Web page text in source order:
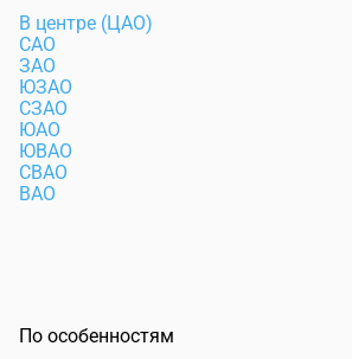
В центре (ЦАО)
САО
ЗАО
ЮЗАО
СЗАО
ЮАО
ЮВАО
СВАО
ВАО
По особенностям